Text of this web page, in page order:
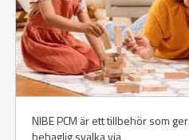
NIBE PCM är ett tillbehör som ger